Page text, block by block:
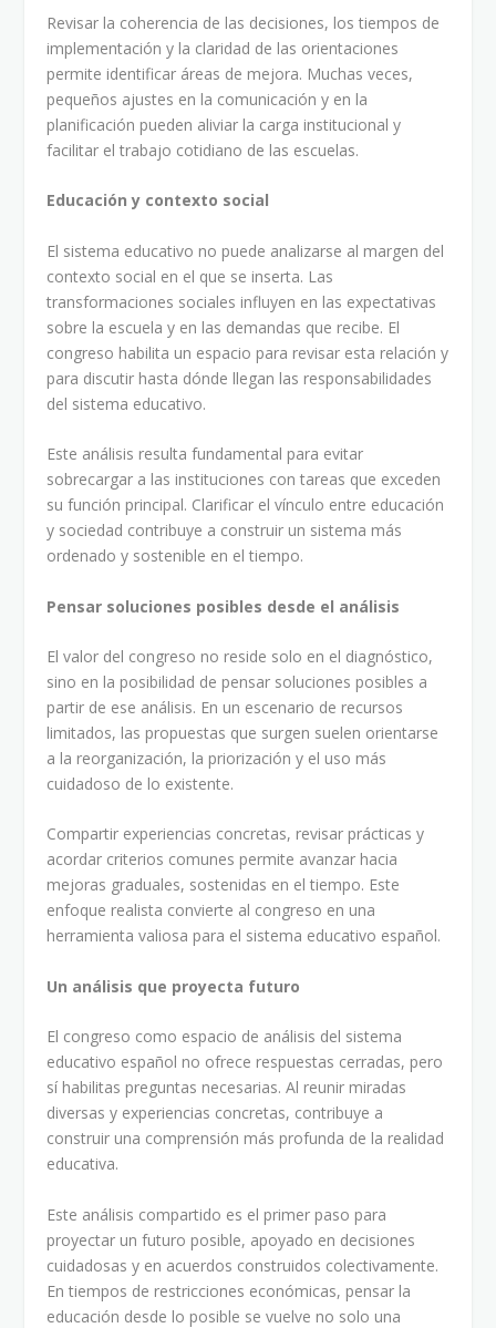
Revisar la coherencia de las decisiones, los tiempos de
implementación y la claridad de las orientaciones
permite identificar áreas de mejora. Muchas veces,
pequeños ajustes en la comunicación y en la
planificación pueden aliviar la carga institucional y
facilitar el trabajo cotidiano de las escuelas.
Educación y contexto social
El sistema educativo no puede analizarse al margen del
contexto social en el que se inserta. Las
transformaciones sociales influyen en las expectativas
sobre la escuela y en las demandas que recibe. El
congreso habilita un espacio para revisar esta relación y
para discutir hasta dónde llegan las responsabilidades
del sistema educativo.
Este análisis resulta fundamental para evitar
sobrecargar a las instituciones con tareas que exceden
su función principal. Clarificar el vínculo entre educación
y sociedad contribuye a construir un sistema más
ordenado y sostenible en el tiempo.
Pensar soluciones posibles desde el análisis
El valor del congreso no reside solo en el diagnóstico,
sino en la posibilidad de pensar soluciones posibles a
partir de ese análisis. En un escenario de recursos
limitados, las propuestas que surgen suelen orientarse
a la reorganización, la priorización y el uso más
cuidadoso de lo existente.
Compartir experiencias concretas, revisar prácticas y
acordar criterios comunes permite avanzar hacia
mejoras graduales, sostenidas en el tiempo. Este
enfoque realista convierte al congreso en una
herramienta valiosa para el sistema educativo español.
Un análisis que proyecta futuro
El congreso como espacio de análisis del sistema
educativo español no ofrece respuestas cerradas, pero
sí habilitas preguntas necesarias. Al reunir miradas
diversas y experiencias concretas, contribuye a
construir una comprensión más profunda de la realidad
educativa.
Este análisis compartido es el primer paso para
proyectar un futuro posible, apoyado en decisiones
cuidadosas y en acuerdos construidos colectivamente.
En tiempos de restricciones económicas, pensar la
educación desde lo posible se vuelve no solo una